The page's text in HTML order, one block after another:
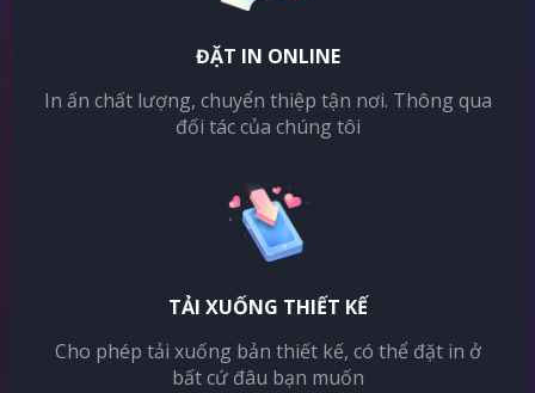
ĐẶT IN ONLINE
In ấn chất lượng, chuyển thiệp tận nơi. Thông qua
đối tác của chúng tôi
TẢI XUỐNG THIẾT KẾ
Cho phép tải xuống bản thiết kế, có thể đặt in ở
bất cứ đâu bạn muốn